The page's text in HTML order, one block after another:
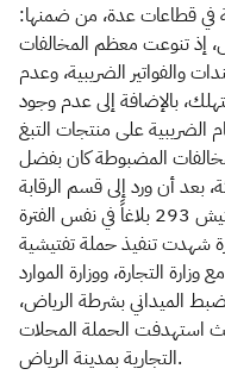
في قطاعات عدة، من ضمنها:
إذ تنوعت معظم المخالفات
والفواتير الضريبية، وعدم
بالإضافة إلى عدم وجود
المضبوطة كان بفضل
بعد أن ورد إلى قسم الرقابة
شهدت تنفيذ حملة تفتيشية
التجارة، ووزارة الموارد
الميداني بشرطة الرياض،
استهدفت الحملة المحلات
التجارية بمدينة الرياض.